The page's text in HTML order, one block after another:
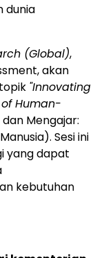
dunia
(Global),
akan
"Innovating
Human-
Mengajar:
Sesi ini
yang dapat
kebutuhan